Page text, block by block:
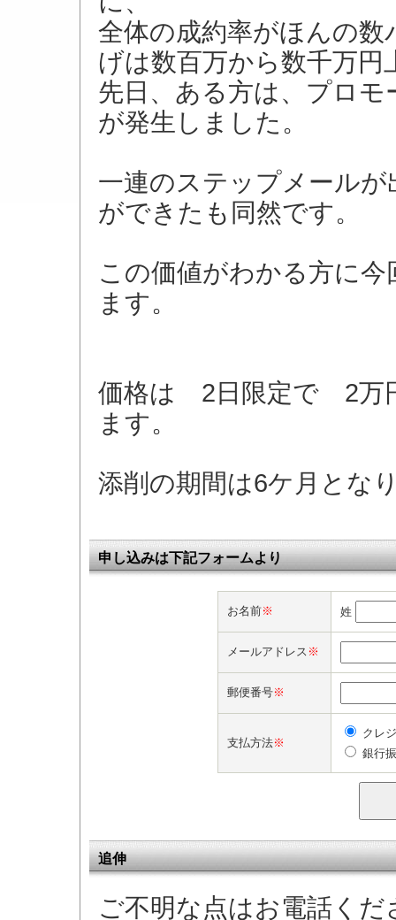
全体の成約率がほんの
げは数百万から数千万
先日、ある方は、プロ
が発生しました。
一連のステップメール
ができたも同然です。
この価値がわかる方に
ます。
価格は 2日限定で 2万
ます。
添削の期間は6ケ月とな
申し込みは下記フォームより
お名前※ 姓
メールアドレス ※
郵便番号※
支払方法※
クレ
銀行
追伸
ご不明な点はお電話くだ